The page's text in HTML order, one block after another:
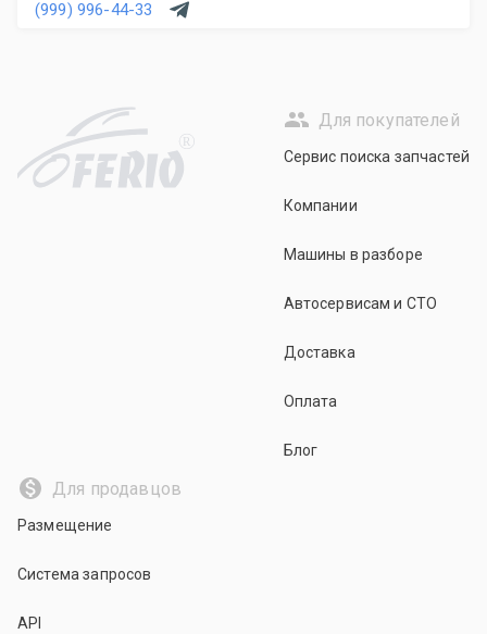
(999) 996-44-33
R
Для покупателей
Сервис поиска запчастей
Компании
Машины в разборе
Автосервисам и СТО
Доставка
Оплата
Блог
Для продавцов
Размещение
Система запросов
API